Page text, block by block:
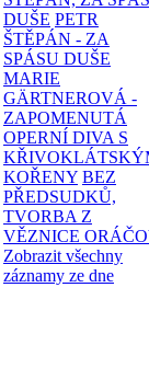
DUŠE PETR
ŠTĚPÁN - ZA
SPÁSU DUŠE
MARIE
GÄRTNEROVÁ -
ZAPOMENUTÁ
OPERNÍ DIVA S
KOŘENY BEZ
PŘEDSUDKŮ,
TVORBA Z
VĚZNICE
Zobrazit všechny
záznamy ze dne